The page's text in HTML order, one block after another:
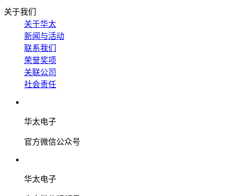
关于我们
关于华太
新闻与活动
联系我们
荣誉奖项
关联公司
社会责任
华太电子
官方微信公众号
华太电子